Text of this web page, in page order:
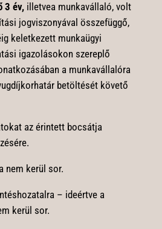
3 év, illetvea munkavállaló, volt
jogviszonyával összefüggő,
keletkezett munkaügyi
igazolásokon szereplő
a munkavállalóra
betöltését követő
az érintett bocsátja
nem kerül sor.
– ideértve a
kerül sor.